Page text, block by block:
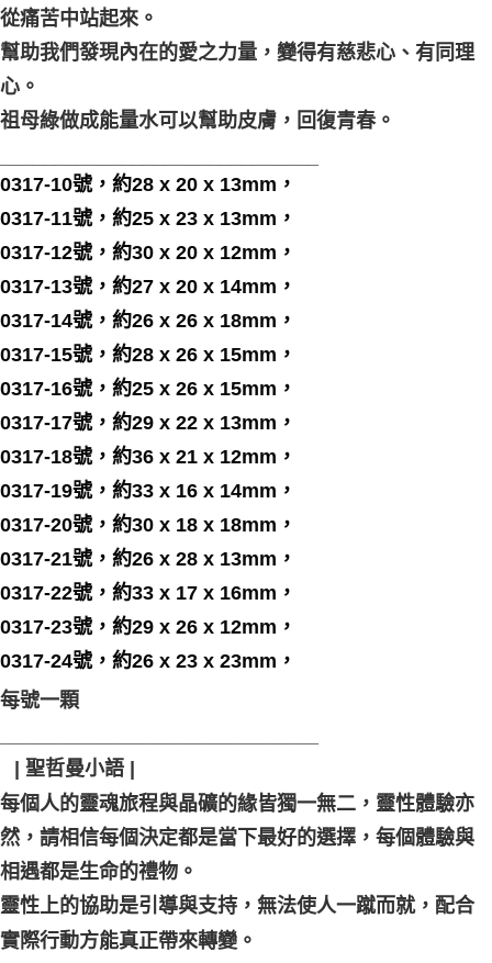
從痛苦中站起來。
幫助我們發現內在的愛之力量，變得有慈悲心、有同理
心。
祖母綠做成能量水可以幫助皮膚，回復青春。
0317-10號，約28 x 20 x 13mm，
0317-11號，約25 x 23 x 13mm，
0317-12號，約30 x 20 x 12mm，
0317-13號，約27 x 20 x 14mm，
0317-14號，約26 x 26 x 18mm，
0317-15號，約28 x 26 x 15mm，
0317-16號，約25 x 26 x 15mm，
0317-17號，約29 x 22 x 13mm，
0317-18號，約36 x 21 x 12mm，
0317-19號，約33 x 16 x 14mm，
0317-20號，約30 x 18 x 18mm，
0317-21號，約26 x 28 x 13mm，
0317-22號，約33 x 17 x 16mm，
0317-23號，約29 x 26 x 12mm，
0317-24號，約26 x 23 x 23mm，
每號一顆
⠀| 聖哲曼小語 |
每個人的靈魂旅程與晶礦的緣皆獨一無二，靈性體驗亦
然，請相信每個決定都是當下最好的選擇，每個體驗與
相遇都是生命的禮物。
靈性上的協助是引導與支持，無法使人一蹴而就，配合
實際行動方能真正帶來轉變。